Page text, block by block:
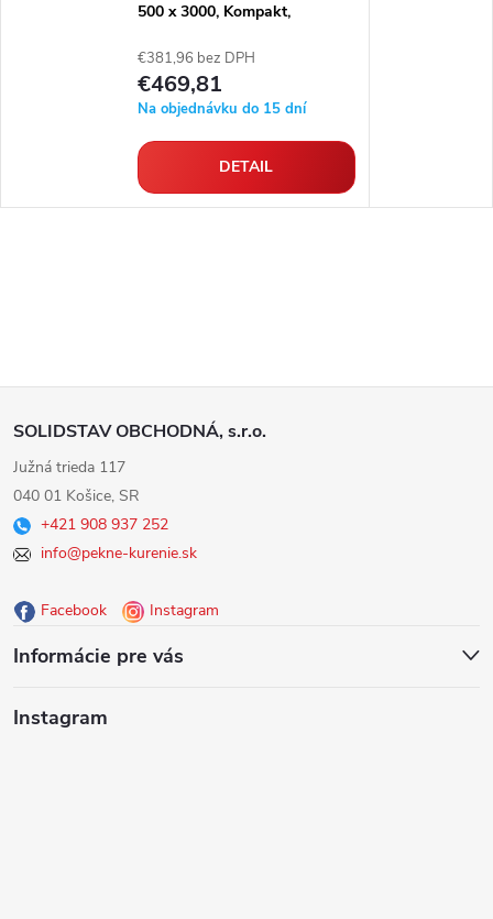
500 x 3000, Kompakt,
€381,96 bez DPH
€469,81
Na objednávku do 15 dní
DETAIL
Z
á
p
ä
e
SOLIDSTAV OBCHODNÁ, s.r.o.
Južná trieda 117
040 01 Košice, SR
+421 908 937 252
info@pekne-kurenie.sk
Facebook Instagram
Informácie pre vás
Instagram